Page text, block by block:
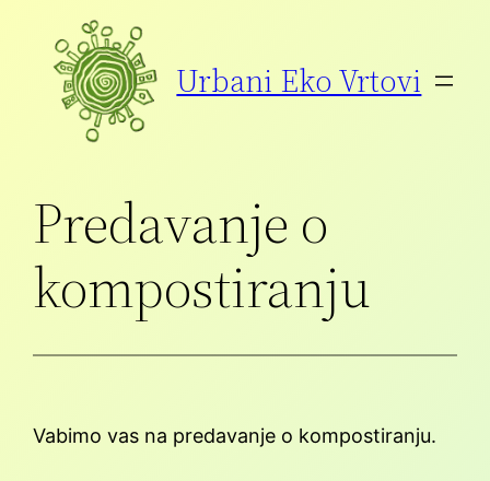
Preskoči
vsebino
Urbani Eko Vrtovi
Predavanje o
kompostiranju
Vabimo vas na predavanje o kompostiranju.